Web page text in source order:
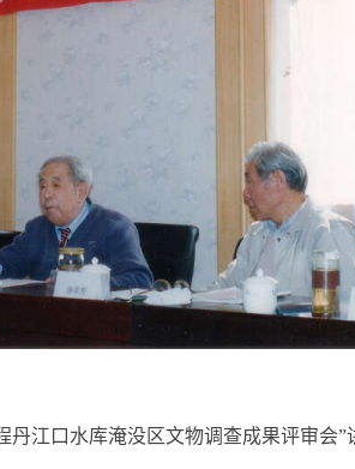
丹江口水库淹没区文物调查成果评审会